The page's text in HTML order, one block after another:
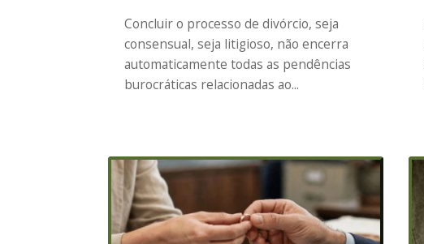
Concluir o processo de divórcio, seja
consensual, seja litigioso, não encerra
automaticamente todas as pendências
burocráticas relacionadas ao...